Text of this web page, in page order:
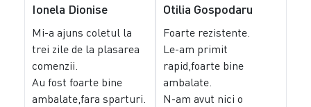
Ionela Dionise
Mi-a ajuns coletul la
trei zile de la plasarea
comenzii.
Au fost foarte bine
ambalate,fara sparturi.
Otilia Gospodaru
Foarte rezistente.
Le-am primit
rapid,foarte bine
ambalate.
N-am avut nici o